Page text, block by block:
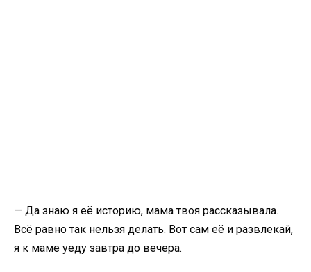
— Да знаю я её историю, мама твоя рассказывала.
Всё равно так нельзя делать. Вот сам её и развлекай,
я к маме уеду завтра до вечера.